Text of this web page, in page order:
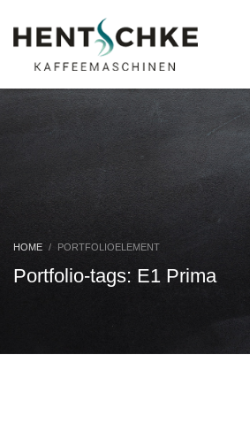
HOME PORTFOLIOELEMENT
Portfolio-tags: E1 Prima